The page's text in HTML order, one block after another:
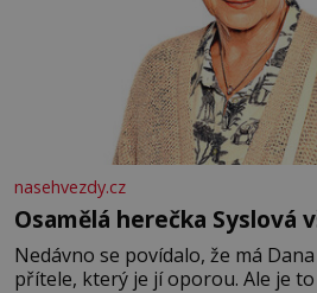
nasehvezdy.cz
Osamělá herečka Syslová
Nedávno se povídalo, že má
přítele, který je jí oporou. Ale je